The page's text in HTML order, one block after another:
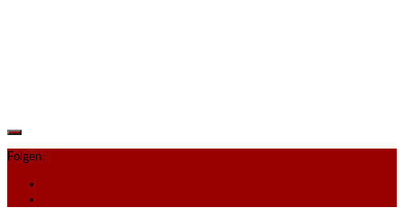
Folgen: